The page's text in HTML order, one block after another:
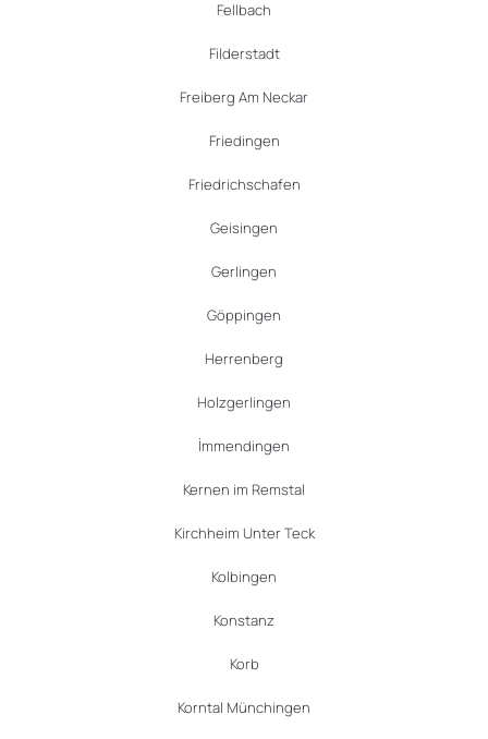
Fellbach
Filderstadt
Freiberg Am Neckar
Friedingen
Friedrichschafen
Geisingen
Gerlingen
Göppingen
Herrenberg
Holzgerlingen
İmmendingen
Kernen im Remstal
Kirchheim Unter Teck
Kolbingen
Konstanz
Korb
Korntal Münchingen